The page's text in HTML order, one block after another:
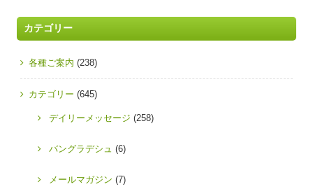
カテゴリー
各種ご案内 (238)
カテゴリー (645)
デイリーメッセージ (258)
バングラデシュ (6)
メールマガジン (7)